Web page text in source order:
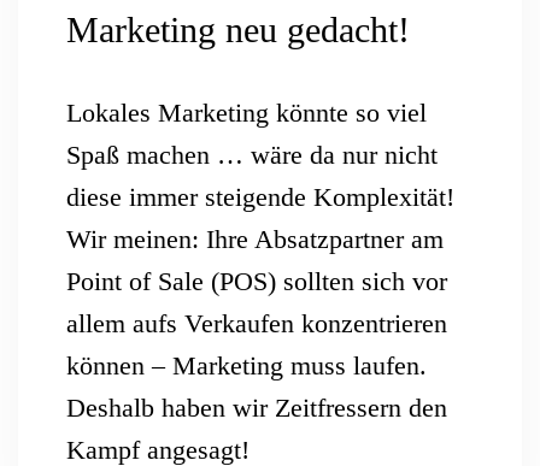
Marketing neu gedacht!
Lokales Marketing könnte so viel
Spaß machen … wäre da nur nicht
diese immer steigende Komplexität!
Wir meinen: Ihre Absatzpartner am
Point of Sale (POS) sollten sich vor
allem aufs Verkaufen konzentrieren
können – Marketing muss laufen.
Deshalb haben wir Zeitfressern den
Kampf angesagt!